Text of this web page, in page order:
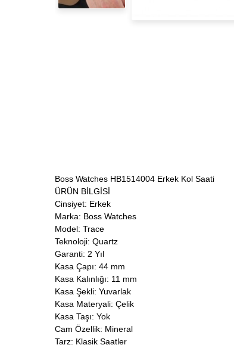
Boss Watches HB1514004 Erkek Kol Saati
ÜRÜN BİLGİSİ
Cinsiyet: Erkek
Marka: Boss Watches
Model: Trace
Teknoloji: Quartz
Garanti: 2 Yıl
Kasa Çapı: 44 mm
Kasa Kalınlığı: 11 mm
Kasa Şekli: Yuvarlak
Kasa Materyali: Çelik
Kasa Taşı: Yok
Cam Özellik: Mineral
Tarz: Klasik Saatler